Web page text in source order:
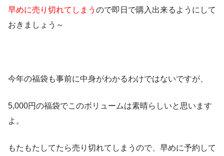
早めに売り切れてしまう ので即日で購入出来るようにして
おきましょう～
今年の福袋も事前に中身がわかるわけではないですが、
5,000円の福袋でこのボリュームは素晴らしいと思います
よ。
もたもたしてたら売り切れてしまうので、早めに予約して